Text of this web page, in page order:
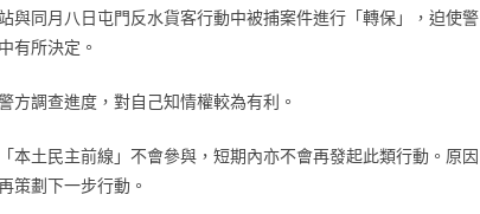
與同月八日屯門反水貨客行動中被捕案件進行「轉保」，迫使警
有所決定。
方調查進度，對自己知情權較為有利。
本土民主前線」不會參與，短期內亦不會再發起此類行動。原因
策劃下一步行動。